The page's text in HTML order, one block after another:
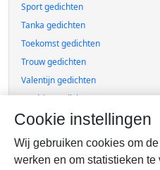
Sport gedichten
Tanka gedichten
Toekomst gedichten
Trouw gedichten
Valentijn gedichten
Verdriet gedichten
Verhalen gedichten
Verlies gedichten
Cookie instellingen
Wij gebruiken cookies om
werken en om statistieken te